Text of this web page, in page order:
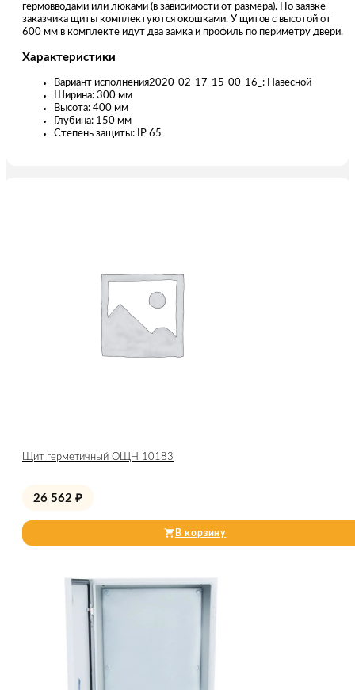
гермовводами или люками (в зависимости от размера). По заявке
заказчика щиты комплектуются окошками. У щитов с высотой от
600 мм в комплекте идут два замка и профиль по периметру двери.
Характеристики
Вариант исполнения2020-02-17-15-00-16_: Навесной
Ширина: 300 мм
Высота: 400 мм
Глубина: 150 мм
Степень защиты: IP 65
Щит герметичный ОЩН 10183
26 562 ₽
В корзину